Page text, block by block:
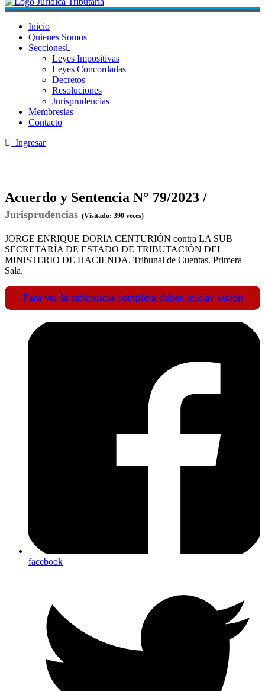
Inicio
Quienes Somos
Secciones
Leyes Impositivas
Leyes Concordadas
Decretos
Resoluciones
Jurisprudencias
Membresias
Contacto
Ingresar
Acuerdo y Sentencia N° 79/2023 /
Jurisprudencias (Visitado: 390 veces)
JORGE ENRIQUE DORIA CENTURIÓN contra LA SUB
SECRETARÍA DE ESTADO DE TRIBUTACIÓN DEL
MINISTERIO DE HACIENDA. Tribunal de Cuentas. Primera
Sala.
Para ver la referencia completa debes iniciar sesión
facebook